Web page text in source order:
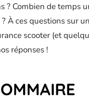
? Combien de temps
À ces questions sur
scooter (et
réponses !